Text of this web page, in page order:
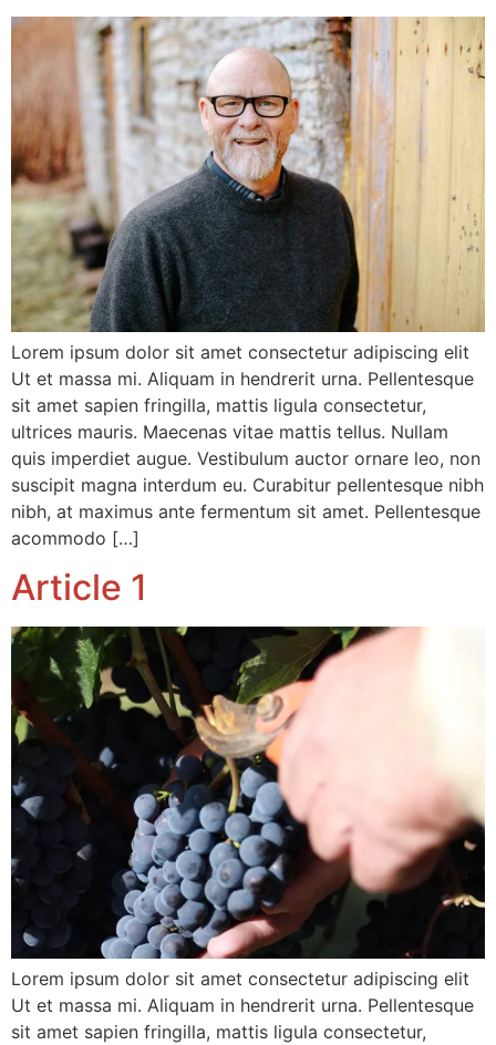
Lorem ipsum dolor sit amet consectetur adipiscing elit
Ut et massa mi. Aliquam in hendrerit urna. Pellentesque
sit amet sapien fringilla, mattis ligula consectetur,
ultrices mauris. Maecenas vitae mattis tellus. Nullam
quis imperdiet augue. Vestibulum auctor ornare leo, non
suscipit magna interdum eu. Curabitur pellentesque nibh
nibh, at maximus ante fermentum sit amet. Pellentesque
acommodo […]
Article 1
Lorem ipsum dolor sit amet consectetur adipiscing elit
Ut et massa mi. Aliquam in hendrerit urna. Pellentesque
sit amet sapien fringilla, mattis ligula consectetur,